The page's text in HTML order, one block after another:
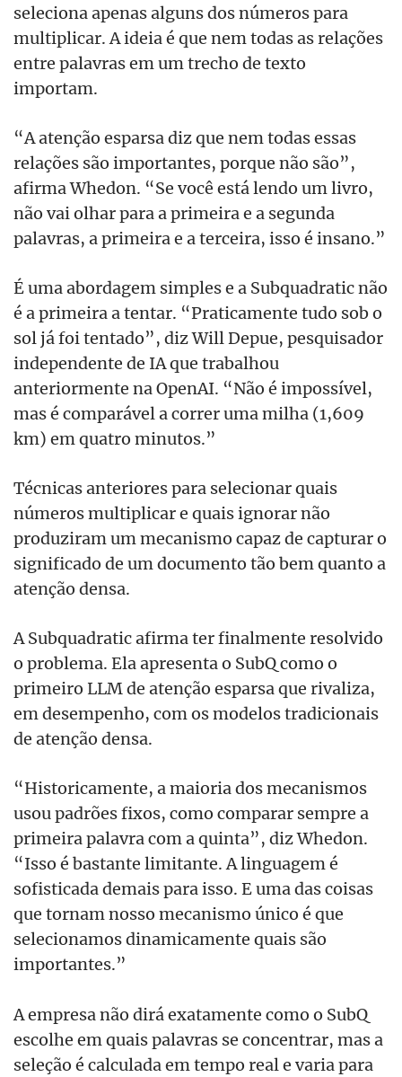
seleciona apenas alguns dos números para
multiplicar. A ideia é que nem todas as relações
entre palavras em um trecho de texto
importam.
“A atenção esparsa diz que nem todas essas
relações são importantes, porque não são”,
afirma Whedon. “Se você está lendo um livro,
não vai olhar para a primeira e a segunda
palavras, a primeira e a terceira, isso é insano.”
É uma abordagem simples e a Subquadratic não
é a primeira a tentar. “Praticamente tudo sob o
sol já foi tentado”, diz Will Depue, pesquisador
independente de IA que trabalhou
anteriormente na OpenAI. “Não é impossível,
mas é comparável a correr uma milha (1,609
km) em quatro minutos.”
Técnicas anteriores para selecionar quais
números multiplicar e quais ignorar não
produziram um mecanismo capaz de capturar o
significado de um documento tão bem quanto a
atenção densa.
A Subquadratic afirma ter finalmente resolvido
o problema. Ela apresenta o SubQ como o
primeiro LLM de atenção esparsa que rivaliza,
em desempenho, com os modelos tradicionais
de atenção densa.
“Historicamente, a maioria dos mecanismos
usou padrões fixos, como comparar sempre a
primeira palavra com a quinta”, diz Whedon.
“Isso é bastante limitante. A linguagem é
sofisticada demais para isso. E uma das coisas
que tornam nosso mecanismo único é que
selecionamos dinamicamente quais são
importantes.”
A empresa não dirá exatamente como o SubQ
escolhe em quais palavras se concentrar, mas a
seleção é calculada em tempo real e varia para